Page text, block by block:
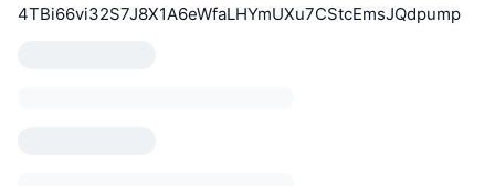
4TBi66vi32S7J8X1A6eWfaLHYmUXu7CStcEmsJQdpump